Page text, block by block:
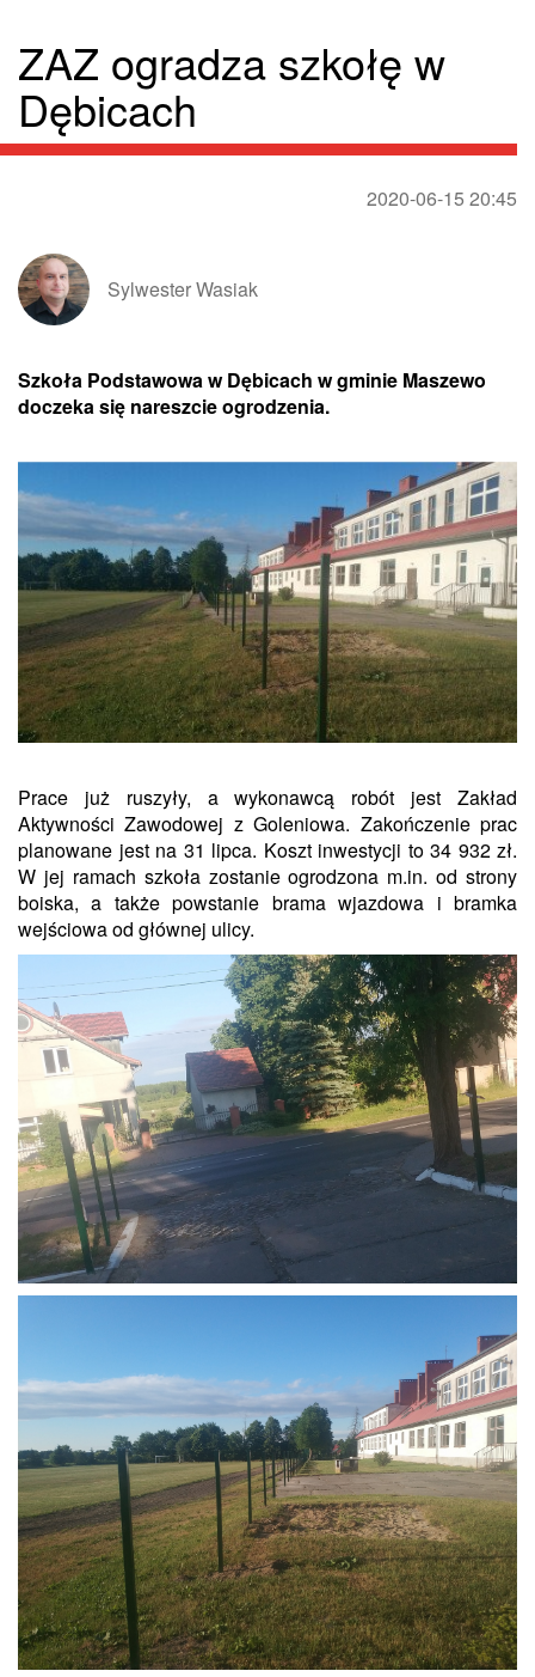
ZAZ ogradza szkołę w
Dębicach
2020-06-15 20:45
Sylwester Wasiak
Szkoła Podstawowa w Dębicach w gminie Maszewo
doczeka się nareszcie ogrodzenia.
Prace już ruszyły, a wykonawcą robót jest Zakład
Aktywności Zawodowej z Goleniowa. Zakończenie prac
planowane jest na 31 lipca. Koszt inwestycji to 34 932 zł.
W jej ramach szkoła zostanie ogrodzona m.in. od strony
boiska, a także powstanie brama wjazdowa i bramka
wejściowa od głównej ulicy.